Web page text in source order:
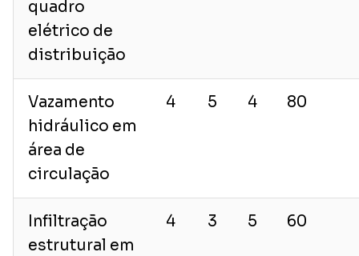
quadro
elétrico de
distribuição
Vazamento
hidráulico em
área de
circulação
4 5 4 80
Infiltração
estrutural em
4 3 5 60